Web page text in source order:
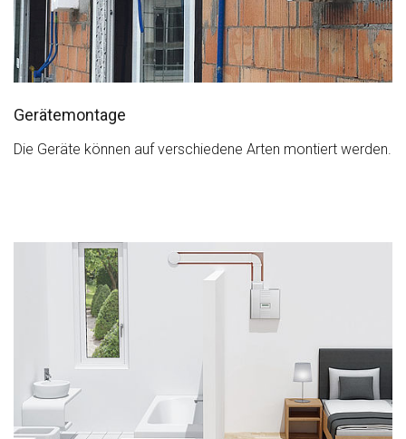
Gerätemontage
Die Geräte können auf verschiedene Arten montiert werden.